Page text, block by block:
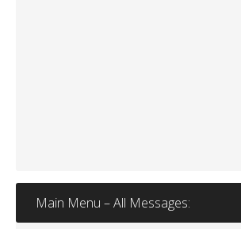
Main Menu – All Messages: